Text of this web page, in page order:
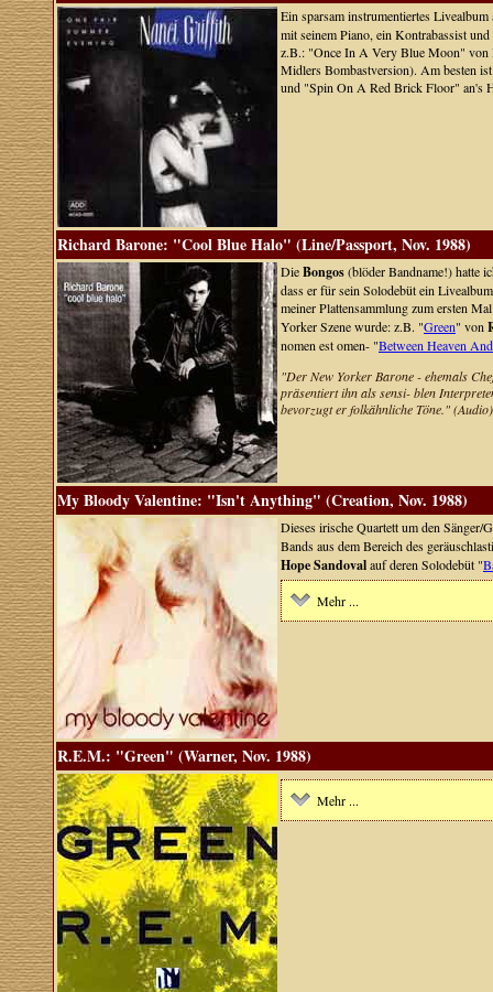
Ein sparsam instrumentiertes
mit seinem Piano, ein Kontrabassist
z.B.: "Once In A Very Blue Moon" von
Midlers Bombastversion). Am besten
und "Spin On A Red Brick Floor" an's
Richard Barone: "Cool Blue Halo" (Line/Passport, Nov. 1988)
DieBongos(blöder Bandname!) hatte
dass er für sein Solodebüt ein
meiner Plattensammlung zum ersten
Yorker Szene wurde: z.B. "Green" von
nomen est omen- "Between Heaven
"Der New Yorker Barone - ehemals
präsentiert ihn als sensi- blen
bevorzugt er folkähnliche Töne." (Audio)
My Bloody Valentine: "Isn't Anything" (Creation, Nov. 1988)
Dieses irische Quartett um den Sänger/
Bands aus dem Bereich des
Hope Sandovalauf deren Solodebüt "
Mehr ...
R.E.M.: "Green" (Warner, Nov. 1988)
Mehr ...